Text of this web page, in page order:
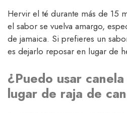
Hervir el té durante más de 15
el sabor se vuelva amargo,
de jamaica. Si prefieres un
es dejarlo reposar en lugar de
¿Puedo usar
lugar de raja de